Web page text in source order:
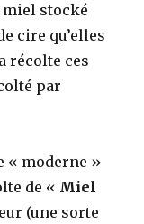
miel stocké
cire qu’elles
récolte ces
par
« moderne »
de « Miel
(une sorte